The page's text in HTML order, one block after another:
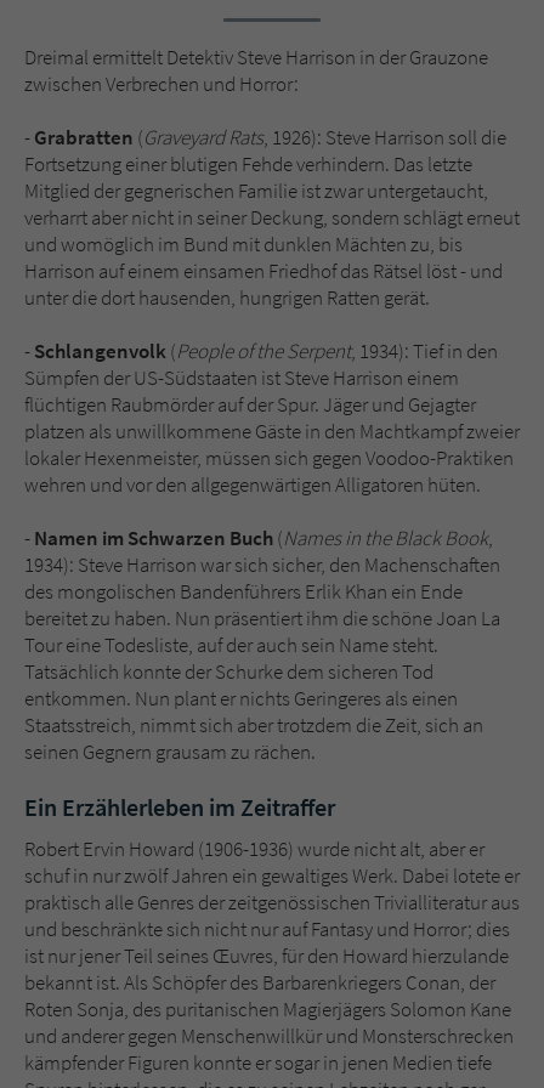
Dreimal ermittelt Detektiv Steve Harrison in der Grauzone
zwischen Verbrechen und Horror:
-Grabratten (Graveyard Rats, 1926): Steve Harrison soll die
Fortsetzung einer blutigen Fehde verhindern. Das letzte
Mitglied der gegnerischen Familie ist zwar untergetaucht,
verharrt aber nicht in seiner Deckung, sondern schlägt erneut
und womöglich im Bund mit dunklen Mächten zu, bis
Harrison auf einem einsamen Friedhof das Rätsel löst - und
unter die dort hausenden, hungrigen Ratten gerät.
-Schlangenvolk(People of the Serpent, 1934): Tief in den
Sümpfen der US-Südstaaten ist Steve Harrison einem
flüchtigen Raubmörder auf der Spur. Jäger und Gejagter
platzen als unwillkommene Gäste in den Machtkampf zweier
lokaler Hexenmeister, müssen sich gegen Voodoo-Praktiken
wehren und vor den allgegenwärtigen Alligatoren hüten.
-Namen im Schwarzen Buch(Names in the Black Book,
1934): Steve Harrison war sich sicher, den Machenschaften
des mongolischen Bandenführers Erlik Khan ein Ende
bereitet zu haben. Nun präsentiert ihm die schöne Joan La
Tour eine Todesliste, auf der auch sein Name steht.
Tatsächlich konnte der Schurke dem sicheren Tod
entkommen. Nun plant er nichts Geringeres als einen
Staatsstreich, nimmt sich aber trotzdem die Zeit, sich an
seinen Gegnern grausam zu rächen.
Ein Erzählerleben im Zeitraffer
Robert Ervin Howard (1906-1936) wurde nicht alt, aber er
schuf in nur zwölf Jahren ein gewaltiges Werk. Dabei lotete er
praktisch alle Genres der zeitgenössischen Trivialliteratur aus
und beschränkte sich nicht nur auf Fantasy und Horror; dies
ist nur jener Teil seines Œuvres, für den Howard hierzulande
bekannt ist. Als Schöpfer des Barbarenkriegers Conan, der
Roten Sonja, des puritanischen Magierjägers Solomon Kane
und anderer gegen Menschenwillkür und Monsterschrecken
kämpfender Figuren konnte er sogar in jenen Medien tiefe